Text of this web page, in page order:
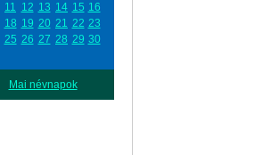
11 12 13 14 15 16
18 19 20 21 22 23
25 26 27 28 29 30
Mai névnapok